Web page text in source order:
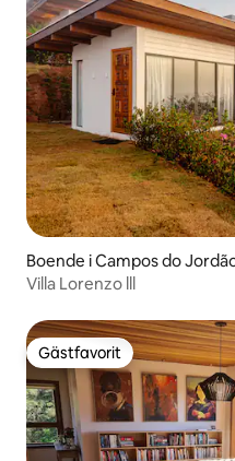
Boende i Campos do
Villa Lorenzo lll
Gästfavorit
Gästfavorit